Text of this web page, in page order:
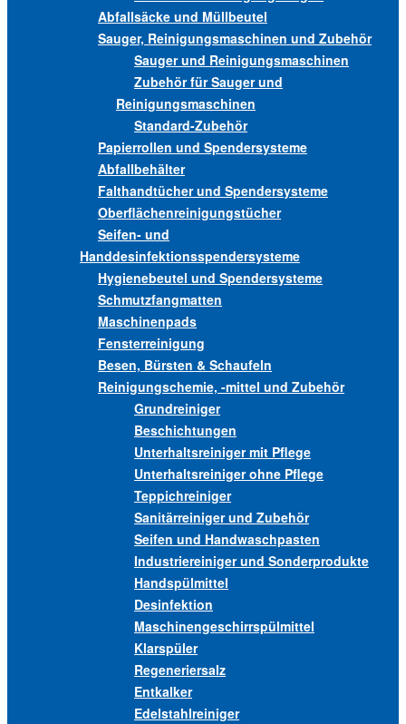
Abfallsäcke und Müllbeutel
Sauger, Reinigungsmaschinen und Zubehör
Sauger und Reinigungsmaschinen
Zubehör für Sauger und
Reinigungsmaschinen
Standard-Zubehör
Papierrollen und Spendersysteme
Abfallbehälter
Falthandtücher und Spendersysteme
Oberflächenreinigungstücher
Seifen- und
Handdesinfektionsspendersysteme
Hygienebeutel und Spendersysteme
Schmutzfangmatten
Maschinenpads
Fensterreinigung
Besen, Bürsten & Schaufeln
Reinigungschemie, -mittel und Zubehör
Grundreiniger
Beschichtungen
Unterhaltsreiniger mit Pflege
Unterhaltsreiniger ohne Pflege
Teppichreiniger
Sanitärreiniger und Zubehör
Seifen und Handwaschpasten
Industriereiniger und Sonderprodukte
Handspülmittel
Desinfektion
Maschinengeschirrspülmittel
Klarspüler
Regeneriersalz
Entkalker
Edelstahlreiniger